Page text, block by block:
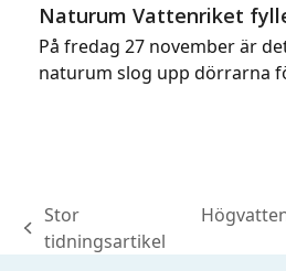
Naturum Vattenriket
På fredag 27 november är
naturum slog upp dörrarna
previous
Stor
tidningsartikel